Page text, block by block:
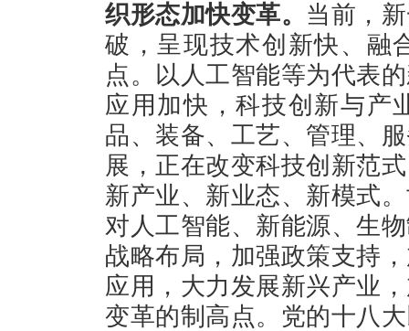
织形态加快变革。 当前，
破，呈现技术创新快、融
点。以人工智能等为代表
应用加快，科技创新与产
品、装备、工艺、管理、
展，正在改变科技创新范
新产业、新业态、新模式
对人工智能、新能源、生
战略布局，加强政策支持
应用，大力发展新兴产业
变革的制高点。党的十八